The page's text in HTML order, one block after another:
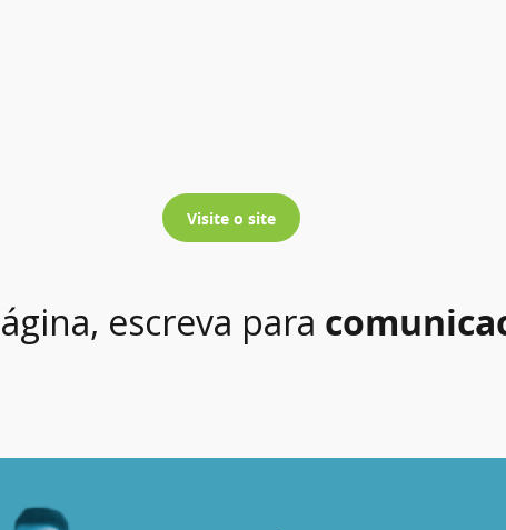
Visite o site
escreva para